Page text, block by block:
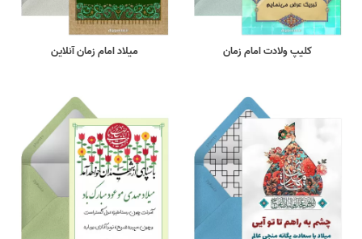
کلیپ ولادت امام زمان میلاد امام زمان آنلاین